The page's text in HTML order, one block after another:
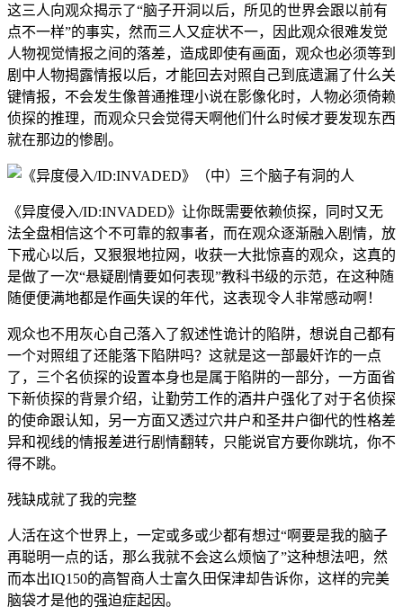
这三人向观众揭示了“脑子开洞以后，所见的世界会跟以前有
点不一样”的事实，然而三人又症状不一，因此观众很难发觉
人物视觉情报之间的落差，造成即使有画面，观众也必须等到
剧中人物揭露情报以后，才能回去对照自己到底遗漏了什么关
键情报，不会发生像普通推理小说在影像化时，人物必须倚赖
侦探的推理，而观众只会觉得天啊他们什么时候才要发现东西
就在那边的惨剧。
《异度侵入/ID:INVADED》让你既需要依赖侦探，同时又无
法全盘相信这个不可靠的叙事者，而在观众逐渐融入剧情，放
下戒心以后，又狠狠地拉网，收获一大批惊喜的观众，这真的
是做了一次“悬疑剧情要如何表现”教科书级的示范，在这种随
随便便满地都是作画失误的年代，这表现令人非常感动啊！
观众也不用灰心自己落入了叙述性诡计的陷阱，想说自己都有
一个对照组了还能落下陷阱吗？这就是这一部最奸诈的一点
了，三个名侦探的设置本身也是属于陷阱的一部分，一方面省
下新侦探的背景介绍，让勤劳工作的酒井户强化了对于名侦探
的使命跟认知，另一方面又透过穴井户和圣井户御代的性格差
异和视线的情报差进行剧情翻转，只能说官方要你跳坑，你不
得不跳。
残缺成就了我的完整
人活在这个世界上，一定或多或少都有想过“啊要是我的脑子
再聪明一点的话，那么我就不会这么烦恼了”这种想法吧，然
而本出IQ150的高智商人士富久田保津却告诉你，这样的完美
脑袋才是他的强迫症起因。